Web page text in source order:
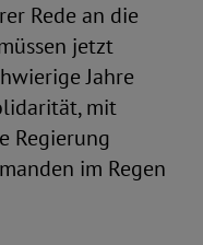
Rede an die
jetzt
Jahre
mit
Regierung
im Regen